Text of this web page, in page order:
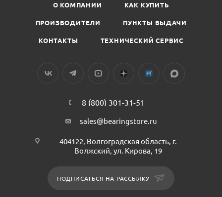
О КОМПАНИИ КАК КУПИТЬ
ПРОИЗВОДИТЕЛИ ПУНКТЫ ВЫДАЧИ
КОНТАКТЫ ТЕХНИЧЕСКИЙ СЕРВИС
8 (800) 301-31-51
sales@bearingstore.ru
404122, Волгоградская область, г.
Волжский, ул. Кирова, 19
ПОДПИСАТЬСЯ НА РАССЫЛКУ